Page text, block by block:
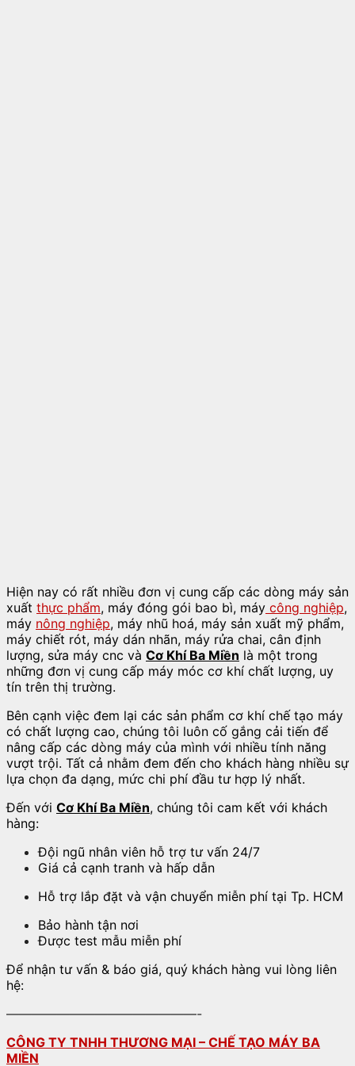
Hiện nay có rất nhiều đơn vị cung cấp các dòng máy sản
xuất thực phẩm, máy đóng gói bao bì, máy công nghiệp,
máy nông nghiệp, máy nhũ hoá, máy sản xuất mỹ phẩm,
máy chiết rót, máy dán nhãn, máy rửa chai, cân định
lượng, sửa máy cnc và Cơ Khí Ba Miền là một trong
những đơn vị cung cấp máy móc cơ khí chất lượng, uy
tín trên thị trường.
Bên cạnh việc đem lại các sản phẩm cơ khí chế tạo máy
có chất lượng cao, chúng tôi luôn cố gắng cải tiến để
nâng cấp các dòng máy của mình với nhiều tính năng
vượt trội. Tất cả nhằm đem đến cho khách hàng nhiều sự
lựa chọn đa dạng, mức chi phí đầu tư hợp lý nhất.
Đến với Cơ Khí Ba Miền, chúng tôi cam kết với khách
hàng:
Đội ngũ nhân viên hỗ trợ tư vấn 24/7
Giá cả cạnh tranh và hấp dẫn
Hỗ trợ lắp đặt và vận chuyển miễn phí tại Tp. HCM
Bảo hành tận nơi
Được test mẫu miễn phí
Để nhận tư vấn & báo giá, quý khách hàng vui lòng liên
hệ:
———————————————-
CÔNG TY TNHH THƯƠNG MẠI – CHẾ TẠO MÁY BA
MIỀN